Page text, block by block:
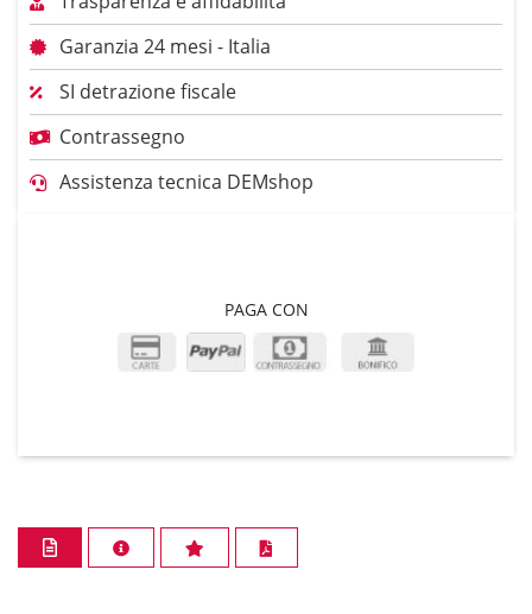
Garanzia 24 mesi - Italia
SI detrazione fiscale
Contrassegno
Assistenza tecnica DEMshop
PAGA CON